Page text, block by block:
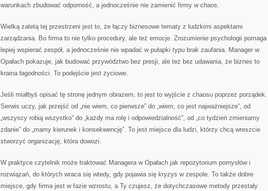
warunkach zbudować odporność, a jednocześnie nie zamienić firmy w chaos.
Wielką zaletą tej przestrzeni jest to, że łączy biznesowe tematy z ludzkimi aspektami
zarządzania. Bo firma to nie tylko procedury, ale też emocje. Zrozumienie psychologii pomaga
lepiej wspierać zespół, a jednocześnie nie wpadać w pułapki typu brak zaufania. Manager w
Opałach pokazuje, jak budować przywództwo bez presji, ale też bez udawania, że biznes to
kraina łagodności. To podejście jest życiowe.
Jeśli miałbyś opisać tę stronę jednym obrazem, to jest to wyjście z chaosu poprzez porządek.
Serwis uczy, jak przejść od „nie wiem, co pierwsze” do „wiem, co jest najważniejsze”, od
„wszyscy robią wszystko” do „każdy ma rolę i odpowiedzialność”, od „co tydzień zmieniamy
zdanie” do „mamy kierunek i konsekwencję”. To jest miejsce dla ludzi, którzy chcą wreszcie
stworzyć organizację, która dowozi.
W praktyce czytelnik może traktować Managera w Opałach jak repozytorium pomysłów i
rozwiązań, do których wraca się wtedy, gdy pojawia się kryzys w zespole. To także dobre
miejsce, gdy firma jest w fazie wzrostu, a Ty czujesz, że dotychczasowe metody przestały